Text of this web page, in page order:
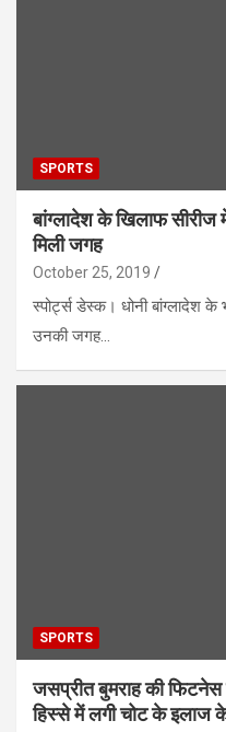
SPORTS
बांग्लादेश के खिलाफ सीरीज
मिली जगह
October 25, 2019
स्पोर्ट्स डेस्क। धोनी बांग्लादेश के
उनकी जगह…
SPORTS
जसप्रीत बुमराह की
हिस्से में लगी चोट के इलाज